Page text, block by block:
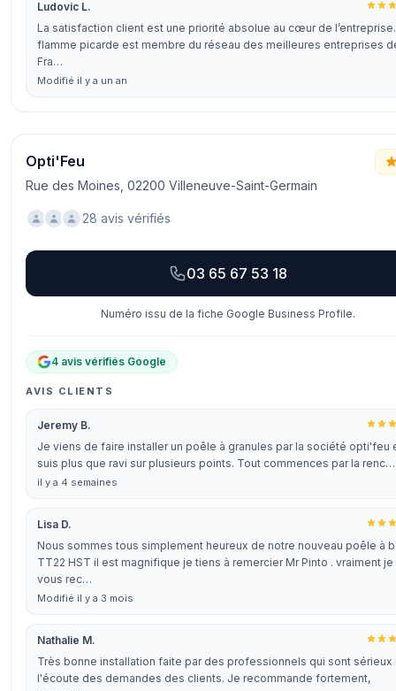
Ludovic L.
La satisfaction client est une priorité absolue au cœur de
flamme picarde est membre du réseau des meilleures entreprises
Fra…
Modifié il y a un an
Opti'Feu
Rue des Moines, 02200 Villeneuve-Saint-Germain
28 avis vérifiés
03 65 67 53 18
Numéro issu de la fiche Google Business Profile.
4 avis vérifiés Google
AVIS CLIENTS
Jeremy B.
Je viens de faire installer un poêle à granules par la société opti'feu
suis plus que ravi sur plusieurs points. Tout commences par la renc…
il y a 4 semaines
Lisa D.
Nous sommes tous simplement heureux de notre nouveau poêle à
TT22 HST il est magnifique je tiens à remercier Mr Pinto . vraiment je
vous rec…
Modifié il y a 3 mois
Nathalie M.
Très bonne installation faite par des professionnels qui sont sérieux
l'écoute des demandes des clients. Je recommande fortement,